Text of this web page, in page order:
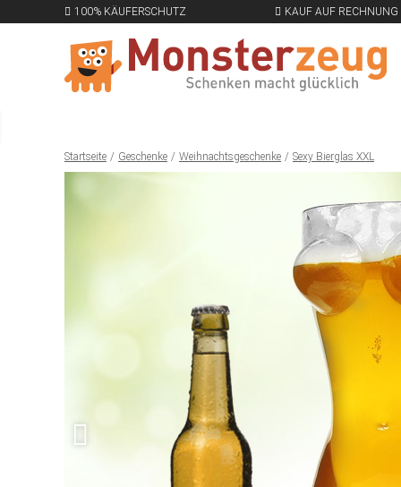
100% KÄUFERSCHUTZ KAUF AUF RECHNUNG
Startseite Geschenke Weihnachtsgeschenke Sexy Bierglas XXL